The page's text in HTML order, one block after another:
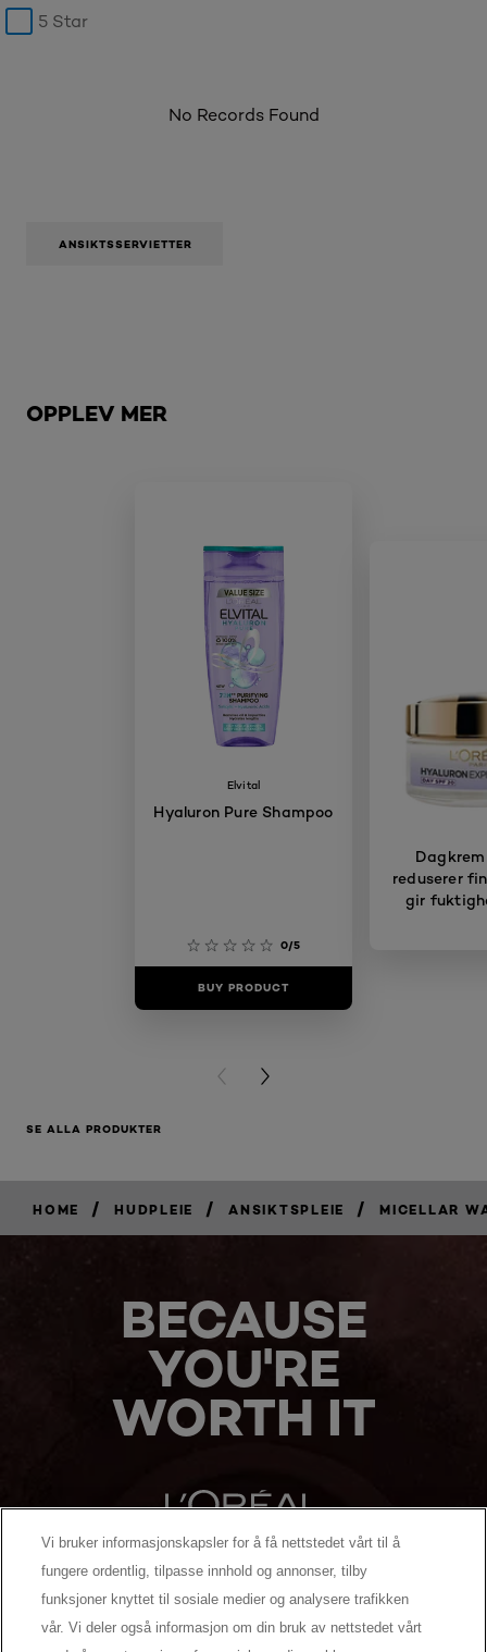
5 Star
No Records Found
ANSIKTSSERVIETTER
OPPLEV MER
Elvital
Hyaluron Pure Shampoo
0/5
BUY PRODUCT
Dagkrem
reduserer
gir
PREVIOUS CARD
NEXT CARD
SE ALLA PRODUKTER
HOME / HUDPLEIE / ANSIKTSPLEIE / MICELLAR
BECAUSE
YOU'RE
WORTH IT
MANUFACTURER/RESPONSIBLE PERSON:
MER Å UTFORSKE
Vi bruker informasjonskapsler for å få nettstedet vårt til å
fungere ordentlig, tilpasse innhold og annonser, tilby
funksjoner knyttet til sosiale medier og analysere trafikken
vår. Vi deler også informasjon om din bruk av nettstedet vårt